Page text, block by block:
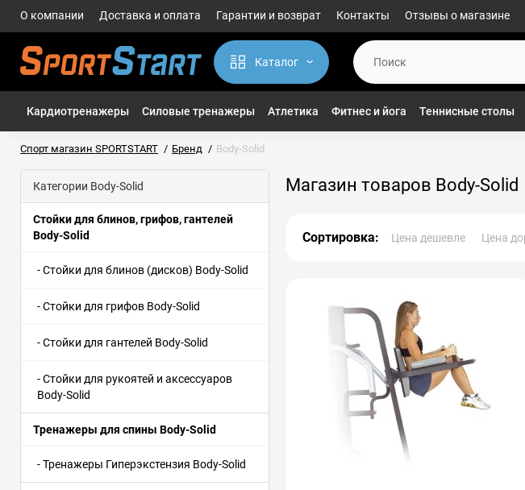
О компании Доставка и оплата Гарантии и возврат Контакты Отзывы о магазине
Каталог
Кардиотренажеры Силовые тренажеры Атлетика Фитнес и йога Теннисные столы
Спорт магазин SPORTSTART Бренд Body-Solid
Категории Body-Solid
Стойки для блинов, грифов, гантелей
Body-Solid
- Стойки для блинов (дисков) Body-Solid
- Стойки для грифов Body-Solid
- Стойки для гантелей Body-Solid
- Стойки для рукоятей и аксессуаров
Body-Solid
Тренажеры для спины Body-Solid
- Тренажеры Гиперэкстензия Body-Solid
Магазин товаров Body-Solid
Сортировка: Цена дешевле Цена